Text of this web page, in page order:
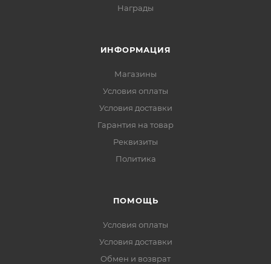
Награды
ИНФОРМАЦИЯ
Магазины
Условия оплаты
Условия доставки
Гарантия на товар
Реквизиты
Политика
ПОМОЩЬ
Условия оплаты
Условия доставки
Обмен и возврат